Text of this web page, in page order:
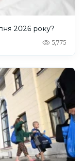
2026 року?
5,775